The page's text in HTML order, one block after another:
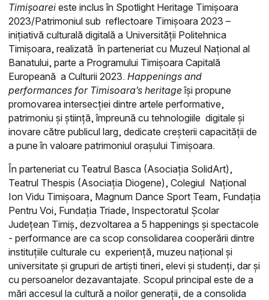
Timișoarei este inclus în Spotlight Heritage Timișoara
2023/Patrimoniul sub reflectoare Timișoara 2023 –
inițiativă culturală digitală a Universității Politehnica
Timișoara, realizată în parteneriat cu Muzeul Național al
Banatului, parte a Programului Timișoara Capitală
Europeană a Culturii 2023. Happenings and
performances for Timisoara’s heritage își propune
promovarea intersecției dintre artele performative,
patrimoniu și știință, împreună cu tehnologiile digitale și
inovare către publicul larg, dedicate creșterii capacității de
a pune în valoare patrimoniul orașului Timișoara.
În parteneriat cu Teatrul Basca (Asociația SolidArt),
Teatrul Thespis (Asociația Diogene), Colegiul Național
Ion Vidu Timișoara, Magnum Dance Sport Team, Fundația
Pentru Voi, Fundația Triade, Inspectoratul Școlar
Județean Timiș, dezvoltarea a 5 happenings și spectacole
- performance are ca scop consolidarea cooperării dintre
instituțiile culturale cu experiență, muzeu național și
universitate și grupuri de artiști tineri, elevi și studenți, dar și
cu persoanelor dezavantajate. Scopul principal este de a
mări accesul la cultură a noilor generații, de a consolida